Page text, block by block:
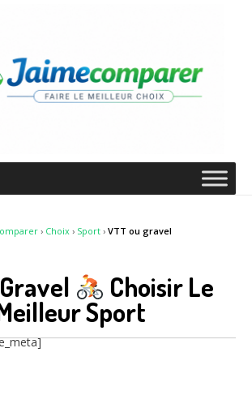
› Choix› Sport› VTT ou gravel
Choisir Le
Sport